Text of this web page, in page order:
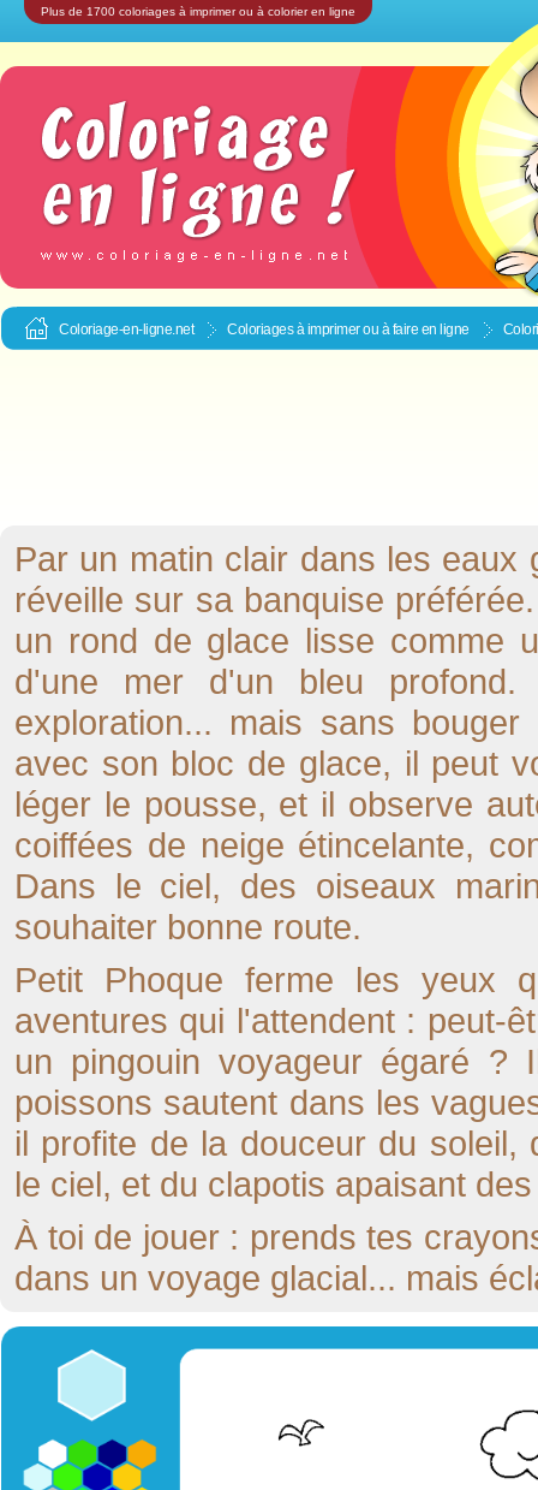
Plus de 1700 coloriages à imprimer ou à colorier en ligne
Coloriage-en-ligne.net Coloriages à imprimer ou à faire en ligne
Par un matin clair dans les
réveille sur sa banquise
un rond de glace lisse comme
d'une mer d'un bleu
exploration... mais sans
avec son bloc de glace, il peut
léger le pousse, et il observe
coiffées de neige étincelante,
Dans le ciel, des oiseaux
souhaiter bonne route.
Petit Phoque ferme les yeux
aventures qui l'attendent : peut-
un pingouin voyageur égaré
poissons sautent dans les
il profite de la douceur du soleil,
le ciel, et du clapotis apaisant
À toi de jouer : prends tes
dans un voyage glacial... mais